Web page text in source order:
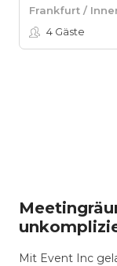
Frankfurt /
4 Gäste
Mit Event Inc